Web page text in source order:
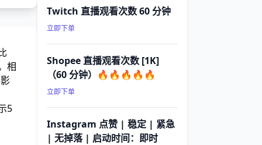
相
5
Twitch 直播观看次数 60 分钟
立即下单
Shopee 直播观看次数 [1K]
（60 分钟）🔥🔥🔥🔥🔥
立即下单
Instagram 点赞 | 稳定 | 紧急
| 无掉落 | 启动时间：即时